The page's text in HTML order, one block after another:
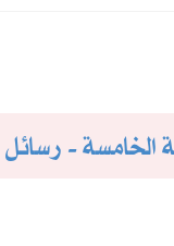
الخامسة -